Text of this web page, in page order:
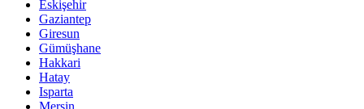
Eskişehir
Gaziantep
Giresun
Gümüşhane
Hakkari
Hatay
Isparta